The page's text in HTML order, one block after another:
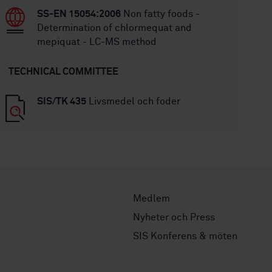
SS-EN 15054:2006 Non fatty foods -
Determination of chlormequat and
mepiquat - LC-MS method
TECHNICAL COMMITTEE
SIS/TK 435 Livsmedel och foder
Medlem
Nyheter och Press
SIS Konferens & möten